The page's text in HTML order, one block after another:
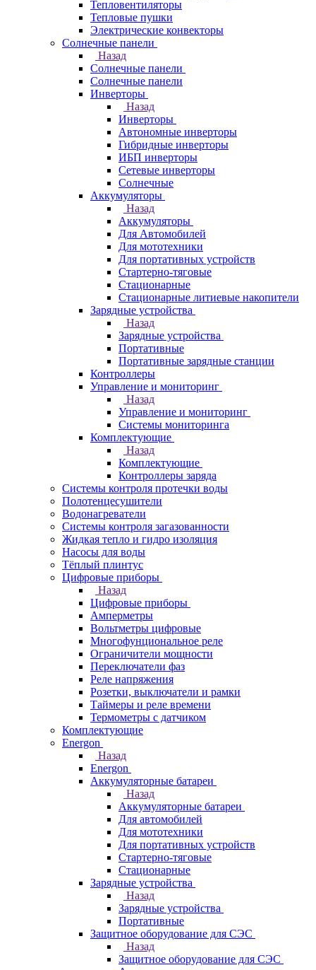
Тепловентиляторы
Тепловые пушки
Электрические конвекторы
Солнечные панели
Назад
Солнечные панели
Солнечные панели
Инверторы
Назад
Инверторы
Автономные инверторы
Гибридные инверторы
ИБП инверторы
Сетевые инверторы
Солнечные
Аккумуляторы
Назад
Аккумуляторы
Для Автомобилей
Для мототехники
Для портативных устройств
Стартерно-тяговые
Стационарные
Стационарные литиевые накопители
Зарядные устройства
Назад
Зарядные устройства
Портативные
Портативные зарядные станции
Контроллеры
Управление и мониторинг
Назад
Управление и мониторинг
Системы мониторинга
Комплектующие
Назад
Комплектующие
Контроллеры заряда
Системы контроля протечки воды
Полотенцесушители
Водонагреватели
Системы контроля загазованности
Жидкая тепло и гидро изоляция
Насосы для воды
Тёплый плинтус
Цифровые приборы
Назад
Цифровые приборы
Амперметры
Вольтметры цифровые
Многофунциональное реле
Ограничители мощности
Переключатели фаз
Реле напряжения
Розетки, выключатели и рамки
Таймеры и реле времени
Термометры c датчиком
Комплектующие
Energon
Назад
Energon
Аккумуляторные батареи
Назад
Аккумуляторные батареи
Для автомобилей
Для мототехники
Для портативных устройств
Стартерно-тяговые
Стационарные
Зарядные устройства
Назад
Зарядные устройства
Портативные
Защитное оборудование для СЭС
Назад
Защитное оборудование для СЭС